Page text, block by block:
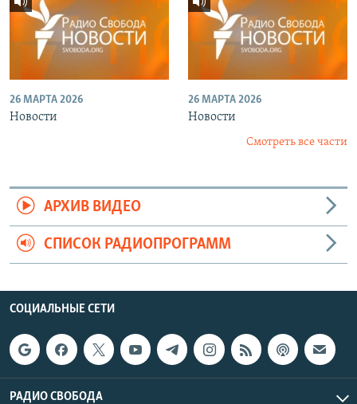
26 МАРТА 2026
Новости
26 МАРТА 2026
Новости
Смотреть все части
АРХИВ ВИДЕО
СПИСОК РАДИОПРОГРАММ
СОЦИАЛЬНЫЕ СЕТИ
РАДИО СВОБОДА